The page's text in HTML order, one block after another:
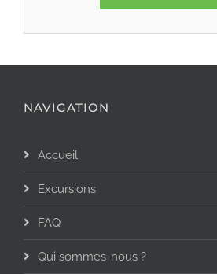
NAVIGATION
Accueil
Excursions
FAQ
Qui sommes-nous ?